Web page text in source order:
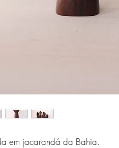
em jacarandá da Bahia.